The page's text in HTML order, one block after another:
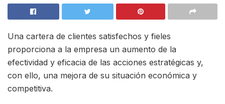
Una cartera de clientes satisfechos y fieles
proporciona a la empresa un aumento de la
efectividad y eficacia de las acciones estratégicas y,
con ello, una mejora de su situación económica y
competitiva.